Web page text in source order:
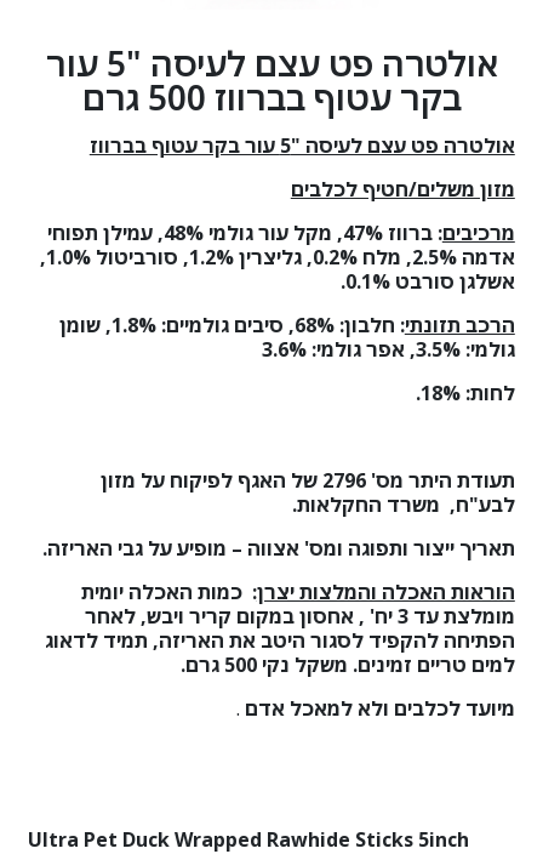
אולטרה פט עצם לעיסה "5 עור
בקר עטוף בברווז 500 גרם
אולטרה פט עצם לעיסה "5 עור בקר עטוף בברווז
מזון משלים/חטיף לכלבים
מרכיבים:
ברווז 47%, מקל עור גולמי 48%, עמילן תפוחי
אדמה 2.5%, מלח 0.2%, גליצרין 1.2%, סורביטול 1.0%,
אשלגן סורבט 0.1%
.
הרכב תזונתי: חלבון: 68% , סיבים גולמיים: 1.8% ,שומן
גולמי: 3.5%
,אפר גולמי: 3.6%
לחות: 18%
.
תעודת היתר מס'2796 של האגף לפיקוח על מזון
לבע"ח, משרד החקלאות.
תאריך ייצור ותפוגה ומס' אצווה – מופיע על גבי האריזה.
הוראות האכלה והמלצות יצרן: כמות האכלה יומית
מומלצת עד 3 יח' , אחסון במקום קריר ויבש, לאחר
הפתיחה להקפיד לסגור היטב את האריזה, תמיד לדאוג
למים טריים זמינים. משקל נקי 500 גרם.
מיועד לכלבים ולא למאכל אדם .
Ultra Pet Duck Wrapped Rawhide Sticks 5inch